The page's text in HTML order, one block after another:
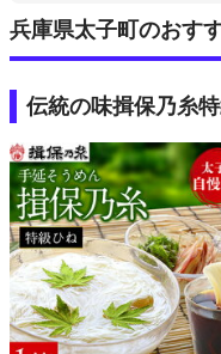
兵庫県太子町のおす
伝統の味揖保乃糸